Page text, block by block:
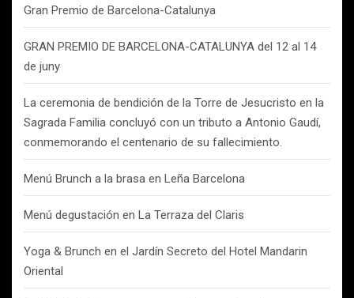
Gran Premio de Barcelona-Catalunya
GRAN PREMIO DE BARCELONA-CATALUNYA del 12 al 14
de juny
La ceremonia de bendición de la Torre de Jesucristo en la
Sagrada Familia concluyó con un tributo a Antonio Gaudí,
conmemorando el centenario de su fallecimiento.
Menú Brunch a la brasa en Leña Barcelona
Menú degustación en La Terraza del Claris
Yoga & Brunch en el Jardín Secreto del Hotel Mandarin
Oriental